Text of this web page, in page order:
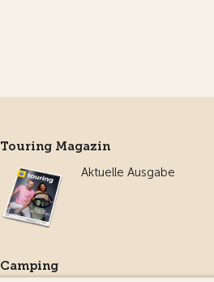
Touring Magazin
Aktuelle Ausgabe
Camping